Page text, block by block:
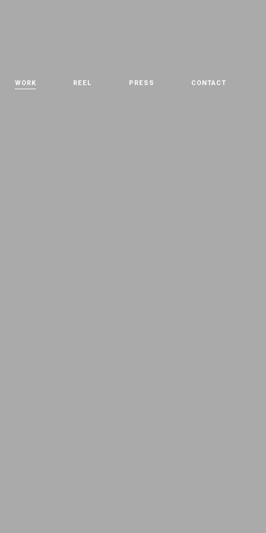
WORK REEL PRESS CONTACT